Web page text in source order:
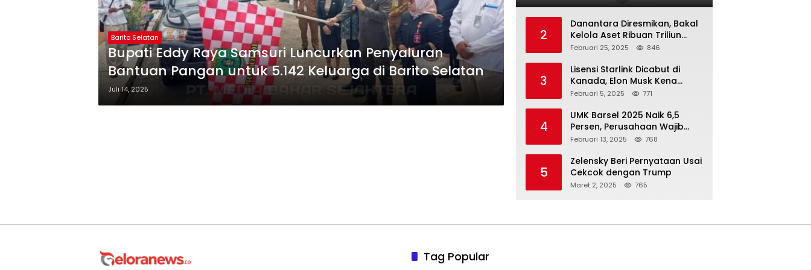
Barito Selatan
Bupati Eddy Raya Samsuri Luncurkan Penyaluran
Bantuan Pangan untuk 5.142 Keluarga di Barito Selatan
Juli 14, 2025
2
Danantara Diresmikan, Bakal
Kelola Aset Ribuan Triliun
Rupiah dari 7 BUMN
Februari 25, 2025 846
3
Lisensi Starlink Dicabut di
Kanada, Elon Musk Kena
Imbas ‘Perang Dagang’
Februari 5, 2025 771
4
UMK Barsel 2025 Naik 6,5
Persen, Perusahaan Wajib
Taat
Februari 13, 2025 768
5
Zelensky Beri Pernyataan Usai
Cekcok dengan Trump
Maret 2, 2025 765
Tag Popular